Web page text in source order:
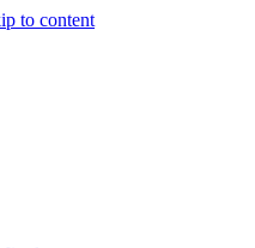
to content